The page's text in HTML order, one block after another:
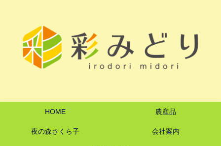
HOME 農産品
夜の森さくら子 会社案内